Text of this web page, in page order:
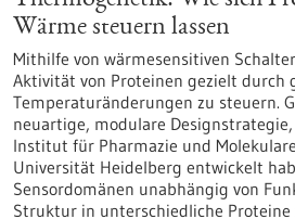
Wärme steuern lassen
Mithilfe von wärmesensitiven
Aktivität von Proteinen gezielt durch
Temperaturänderungen zu steuern.
neuartige, modulare
Institut für Pharmazie und
Universität Heidelberg entwickelt
Sensordomänen unabhängig von
Struktur in unterschiedliche